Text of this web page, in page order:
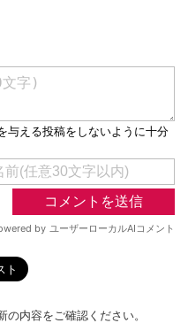
内容をご確認ください。